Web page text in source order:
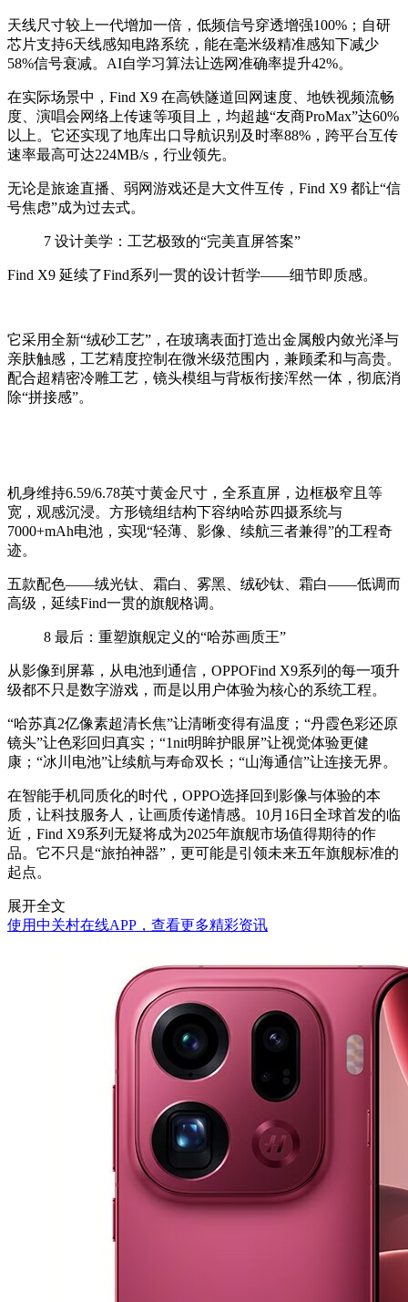
天线尺寸较上一代增加一倍，低频信号穿透增强100%；自研
芯片支持6天线感知电路系统，能在毫米级精准感知下减少
58%信号衰减。AI自学习算法让选网准确率提升42%。
在实际场景中，Find X9 在高铁隧道回网速度、地铁视频流畅
度、演唱会网络上传速等项目上，均超越“友商ProMax”达60%
以上。它还实现了地库出口导航识别及时率88%，跨平台互传
速率最高可达224MB/s，行业领先。
无论是旅途直播、弱网游戏还是大文件互传，Find X9 都让“信
号焦虑”成为过去式。
7 设计美学：工艺极致的“完美直屏答案”
Find X9 延续了Find系列一贯的设计哲学——细节即质感。
它采用全新“绒砂工艺”，在玻璃表面打造出金属般内敛光泽与
亲肤触感，工艺精度控制在微米级范围内，兼顾柔和与高贵。
配合超精密冷雕工艺，镜头模组与背板衔接浑然一体，彻底消
除“拼接感”。
机身维持6.59/6.78英寸黄金尺寸，全系直屏，边框极窄且等
宽，观感沉浸。方形镜组结构下容纳哈苏四摄系统与
7000+mAh电池，实现“轻薄、影像、续航三者兼得”的工程奇
迹。
五款配色——绒光钛、霜白、雾黑、绒砂钛、霜白——低调而
高级，延续Find一贯的旗舰格调。
8 最后：重塑旗舰定义的“哈苏画质王”
从影像到屏幕，从电池到通信，OPPOFind X9系列的每一项升
级都不只是数字游戏，而是以用户体验为核心的系统工程。
“哈苏真2亿像素超清长焦”让清晰变得有温度；“丹霞色彩还原
镜头”让色彩回归真实；“1nit明眸护眼屏”让视觉体验更健
康；“冰川电池”让续航与寿命双长；“山海通信”让连接无界。
在智能手机同质化的时代，OPPO选择回到影像与体验的本
质，让科技服务人，让画质传递情感。10月16日全球首发的临
近，Find X9系列无疑将成为2025年旗舰市场值得期待的作
品。它不只是“旅拍神器”，更可能是引领未来五年旗舰标准的
起点。
展开全文
使用中关村在线APP，查看更多精彩资讯